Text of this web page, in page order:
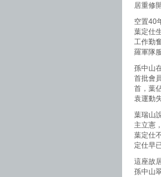
居重修
空置40
葉定仕
工作勤
羅軍隊
孫中山
首批會
首，葉
袁運動
葉瑞山
主立憲
葉定仕
定仕早
這座故
孫中山